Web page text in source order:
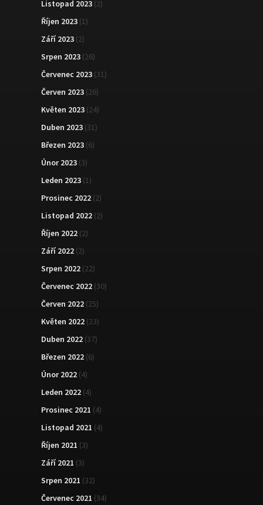
Listopad 2023 (2)
Říjen 2023 (1)
Září 2023 (2)
Srpen 2023 (26)
Červenec 2023 (31)
Červen 2023 (26)
Květen 2023 (24)
Duben 2023 (31)
Březen 2023 (6)
Únor 2023 (3)
Leden 2023 (1)
Prosinec 2022 (2)
Listopad 2022 (2)
Říjen 2022 (2)
Září 2022 (2)
Srpen 2022 (22)
Červenec 2022 (30)
Červen 2022 (25)
Květen 2022 (23)
Duben 2022 (37)
Březen 2022 (6)
Únor 2022 (4)
Leden 2022 (4)
Prosinec 2021 (4)
Listopad 2021 (4)
Říjen 2021 (3)
Září 2021 (3)
Srpen 2021 (32)
Červenec 2021 (34)